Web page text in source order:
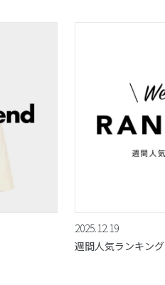
2025.12.19
週間人気ランキング